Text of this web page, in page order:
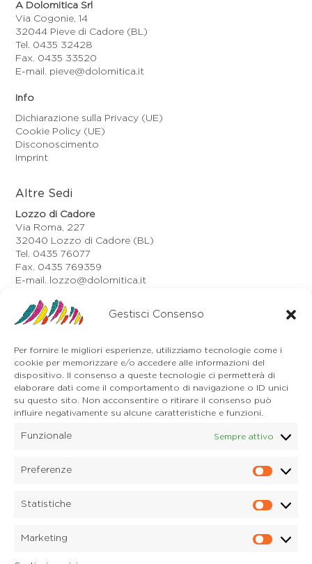
Gestisci Consenso
Per fornire le migliori esperienze, utilizziamo tecnologie come i
cookie per memorizzare e/o accedere alle informazioni del
dispositivo. Il consenso a queste tecnologie ci permetterà di
elaborare dati come il comportamento di navigazione o ID unici
su questo sito. Non acconsentire o ritirare il consenso può
influire negativamente su alcune caratteristiche e funzioni.
Funzionale Sempre attivo
Preferenze
Statistiche
Marketing
A Dolomitica Srl
Via Cogonie, 14
32044 Pieve di Cadore (BL)
Tel. 0435 32428
Fax. 0435 33520
E-mail. pieve@dolomitica.it
Info
Dichiarazione sulla Privacy (UE)
Cookie Policy (UE)
Disconoscimento
Imprint
Altre Sedi
Lozzo di Cadore
Via Roma, 227
32040 Lozzo di Cadore (BL)
Tel. 0435 76077
Fax. 0435 769359
E-mail. lozzo@dolomitica.it
Auronzo di Cadore
Via Unione, 21/B
32041 Auronzo di Cadore (BL)
E-mail. auronzo@dolomitica.it
Cortina d'Ampezzo
32043 Cortina d'Ampezzo (BL)
Tel. 0436 4127
E-mail. pieve@dolomitica.it
S. Stefano di Cadore
32045 S. Stefano di Cadore - Comelico (BL)
32040 Candide di Comelico Superiore (BL)